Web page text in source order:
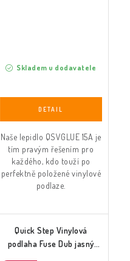
Skladem u dodavatele
Naše lepidlo QSVGLUE 15A je
tím pravým řešením pro
každého, kdo touží po
perfektně položené vinylové
podlaze.
Quick Step Vinylová
podlaha Fuse Dub jasný